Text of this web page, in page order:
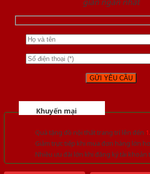
Khuyến mại
Quà tặng đồ nội thất trang trí lên đến
Giảm trực tiếp khi mua đơn hàng lớn
Nhiều ưu đãi lớn khi đăng ký tài